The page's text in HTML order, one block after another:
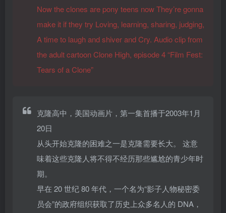
Now the clones are pony teens now They’re gonna
make it if they try Loving, learning, sharing, judging,
A time to laugh and shiver and Cry. Audio clip from
the adult cartoon Clone High, episode 4 “Film Fest:
Tears of a Clone”
克隆高中，美国动画片，第一集首播于2003年1月
20日
从头开始克隆的困难之一是克隆需要长大。 这意
味着这些克隆人将不得不经历那些尴尬的青少年时
期。
早在 20 世纪 80 年代，一个名为“影子人物秘密委
员会”的政府组织获取了历史上众多名人的 DNA，